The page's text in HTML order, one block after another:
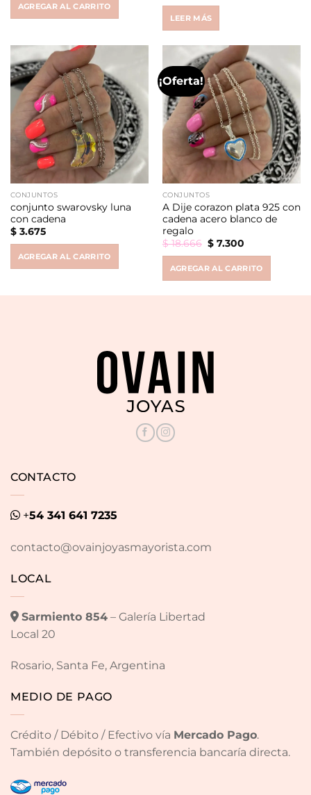
AGREGAR AL CARRITO
LEER MÁS
CONJUNTOS
conjunto swarovsky luna
con cadena
$3.675
AGREGAR AL CARRITO
¡Oferta!
CONJUNTOS
A Dije corazon plata 925 con
cadena acero blanco de
regalo
$18.666 Original
price
$ 18.666.
$7.300Current
$ 7.300.
AGREGAR AL CARRITO
LOCAL
Sarmiento 854– Galería Libertad
Local 20
Rosario, Santa Fe, Argentina
MEDIO DE PAGO
Crédito / Débito / Efectivo vía Mercado Pago.
También depósito o transferencia bancaría directa.
CONTACTO
+54 341 641 7235
contacto@ovainjoyasmayorista.com